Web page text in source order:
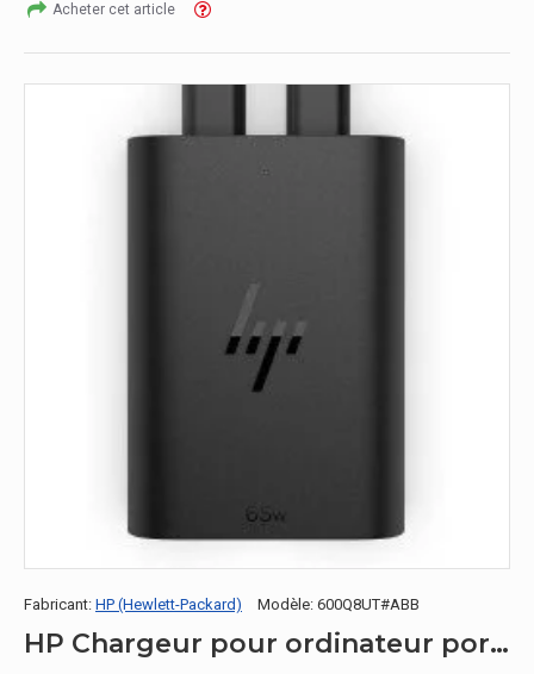
Acheter cet article
Fabricant: HP (Hewlett-Packard) Modèle: 600Q8UT#ABB
HP Chargeur pour ordinateur portable 65 W GaN USB-C